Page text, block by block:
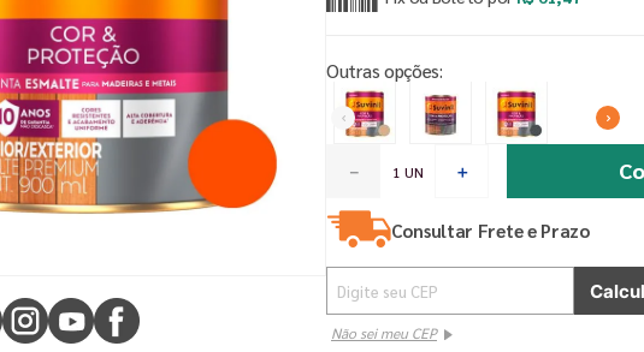
Outras opções:
＋
－
Consultar Frete e Prazo
Não sei meu CEP